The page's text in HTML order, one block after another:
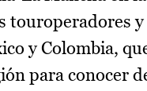
touroperadores
y Colombia,
para conocer